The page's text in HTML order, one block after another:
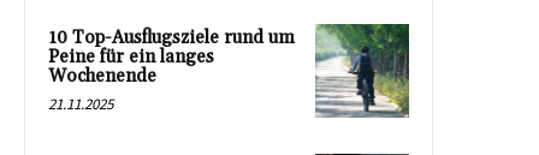
10 Top-Ausflugsziele rund um
Peine für ein langes
Wochenende
21.11.2025